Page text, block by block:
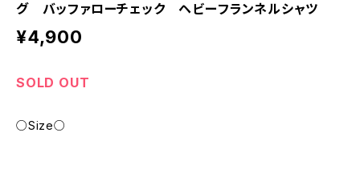
グ バッファローチェック ヘビーフランネルシャツ
¥4,900
SOLD OUT
○Size○